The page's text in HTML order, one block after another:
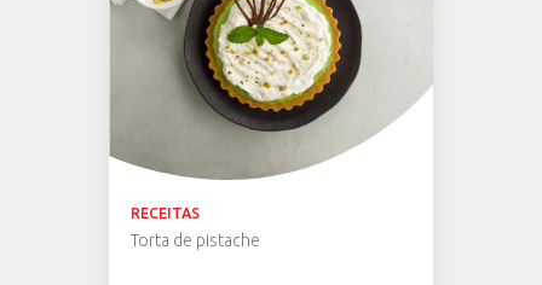
RECEITAS
Torta de pistache